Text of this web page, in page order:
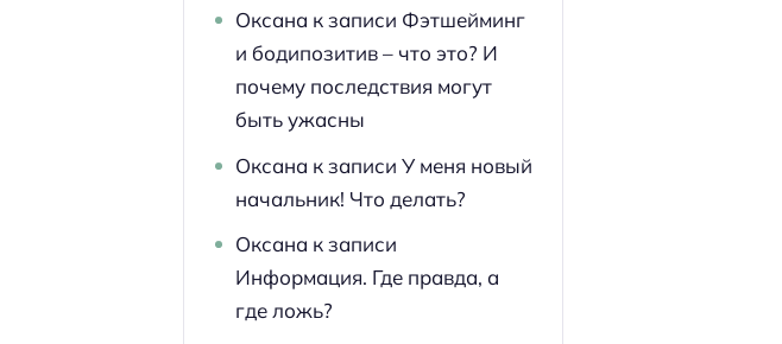
Оксана к записи Фэтшейминг
и бодипозитив – что это? И
почему последствия могут
быть ужасны
Оксана к записи У меня новый
начальник! Что делать?
Оксана к записи
Информация. Где правда, а
где ложь?